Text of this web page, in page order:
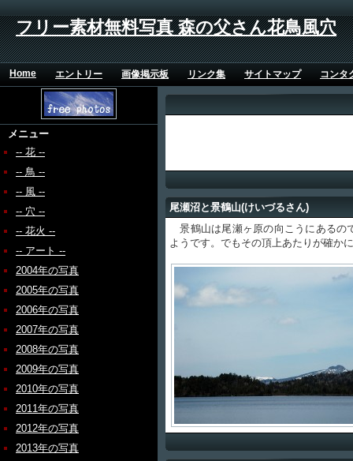
フリー素材無料写真 森の父さん花鳥風穴
Home エントリー 画像掲示板 リンク集 サイトマップ コンタ
メニュー
-- 花 --
-- 鳥 --
-- 風 --
-- 穴 --
-- 花火 --
-- アート --
2004年の写真
2005年の写真
2006年の写真
2007年の写真
2008年の写真
2009年の写真
2010年の写真
2011年の写真
2012年の写真
2013年の写真
尾瀬沼と景鶴山(けいづるさん)
景鶴山は尾瀬ヶ原の向こうにあるの
ようです。でもその頂上あたりが確か